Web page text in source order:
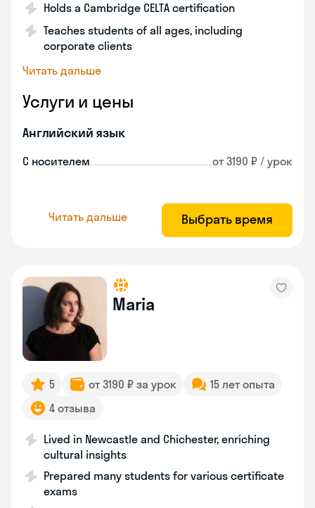
Holds a Cambridge CELTA certification
Teaches students of all ages, including
corporate clients
Читать дальше
Услуги и цены
Английский язык
С носителем от 3190 ₽ / урок
Читать дальше Выбрать время
Maria
5 от 3190 ₽ за урок
15 лет опыта
4 отзыва
Lived in Newcastle and Chichester, enriching
cultural insights
Prepared many students for various certificate
exams